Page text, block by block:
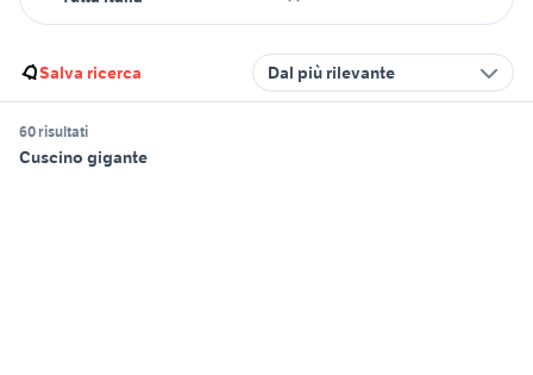
Salva ricerca Dal più rilevante
60 risultati
Cuscino gigante